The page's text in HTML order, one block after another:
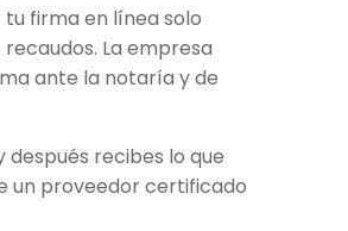
firma en línea solo
La empresa
ante la notaría y de
después recibes lo que
un proveedor certificado